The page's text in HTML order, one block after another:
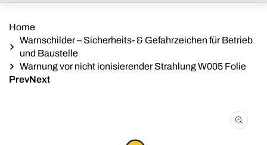
Home
Warnschilder – Sicherheits- & Gefahrzeichen für Betrieb
und Baustelle
Warnung vor nicht ionisierender Strahlung W005 Folie
PrevNext